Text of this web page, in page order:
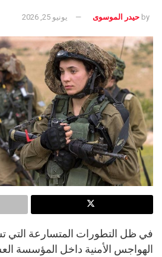
by حيدر الموسوى يونيو 25, 2026
في ظل التطورات المتسارعة التي
الهواجس الأمنية داخل المؤسسة